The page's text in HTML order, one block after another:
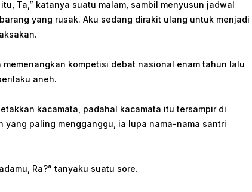
Ta,” katanya suatu malam, sambil menyusun jadwal
yang rusak. Aku sedang dirakit ulang untuk menjadi
kompetisi debat nasional enam tahun lalu
aneh.
kacamata, padahal kacamata itu tersampir di
paling mengganggu, ia lupa nama-nama santri
Ra?” tanyaku suatu sore.